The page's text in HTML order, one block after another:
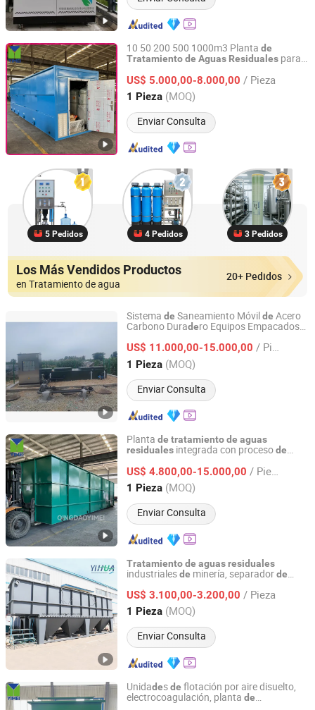
10 50 200 500 1000m3 Planta de
Tratamientode Aguas Residuales para
Funcionamiento Automático Compacta
Mbbr Mbr SBR
US$ 5.000,00-8.000,00 / Pieza
1 Pieza (MOQ)
Enviar Consulta
Qingdao Yimei Environment Project Co., Ltd.
Shandong, China Desde 2018
5 Pedidos 4 Pedidos 3 Pedidos
Los Más Vendidos Productos
en Tratamiento de agua
20+ Pedidos
Sistema de Saneamiento Móvilde Acero
Carbono Duradero Equipos Empacados
Aguas Residuales
US$ 11.000,00-15.000,00 / Pieza
1 Pieza (MOQ)
Enviar Consulta
Qingdao Juchuan Environmental Protection Technology
Shandong, China Desde 2026
Planta de tratamientode aguas
residuales integrada con procesode
efluentesdeprocesamiento dealimentos
y mata
deros
US$ 4.800,00-15.000,00 / Pieza
1 Pieza (MOQ)
Enviar Consulta
Qingdao Yimei Environment Project Co., Ltd.
Shandong, China Desde 2018
Tratamientode aguasresiduales
industrialesde minería, separadorde
separadordetubos en panal
US$ 3.100,00-3.200,00 / Pieza
1 Pieza (MOQ)
Enviar Consulta
QingdaoYihua Environmental Protection Co., Ltd.
Shandong, China Desde 2021
Unidadesde flotación por aire disuelto,
electrocoagulación, planta de
Qingdao Yimei Environment Project Co., Ltd.